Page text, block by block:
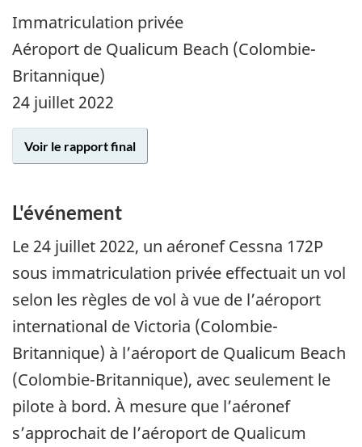
Immatriculation privée
Aéroport de Qualicum Beach (Colombie-
Britannique)
24 juillet 2022
Voir le rapport final
L'événement
Le 24 juillet 2022, un aéronef Cessna 172P
sous immatriculation privée effectuait un vol
selon les règles de vol à vue de l’aéroport
international de Victoria (Colombie-
Britannique) à l’aéroport de Qualicum Beach
(Colombie-Britannique), avec seulement le
pilote à bord. À mesure que l’aéronef
s’approchait de l’aéroport de Qualicum